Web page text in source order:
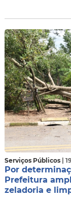
Serviços Públicos |
Por
Prefeitura
zeladoria e